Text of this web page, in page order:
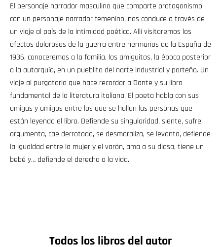
El personaje narrador masculino que comparte protagonismo
con un personaje narrador femenino, nos conduce a través de
un viaje al país de la intimidad poética. Allí visitaremos los
efectos dolorosos de la guerra entre hermanos de la España de
1936, conoceremos a la familia, los amiguitos, la época posterior
a la autarquía, en un pueblito del norte industrial y porteño. Un
viaje al purgatorio que hace recordar a Dante y su libro
fundamental de la literatura italiana. El poeta habla con sus
amigas y amigos entre los que se hallan las personas que
están leyendo el libro. Defiende su singularidad, siente, sufre,
argumenta, cae derrotado, se desmoraliza, se levanta, defiende
la igualdad entre la mujer y el varón, ama a su diosa, tiene un
bebé y… defiende el derecho a la vida.
Todos los libros del autor